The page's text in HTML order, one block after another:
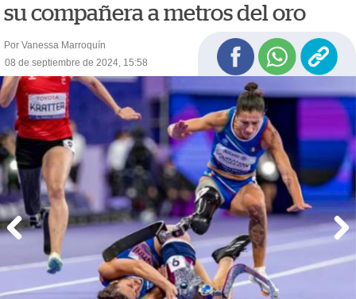
su compañera a metros del oro
Por Vanessa Marroquín
08 de septiembre de 2024, 15:58